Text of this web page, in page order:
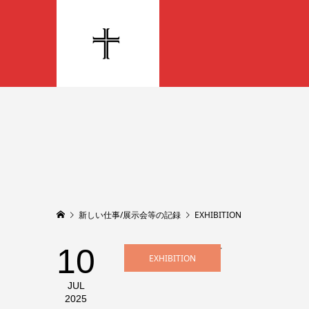
新しい仕事/展示会等の記録 EXHIBITION
10
JUL
2025
EXHIBITION